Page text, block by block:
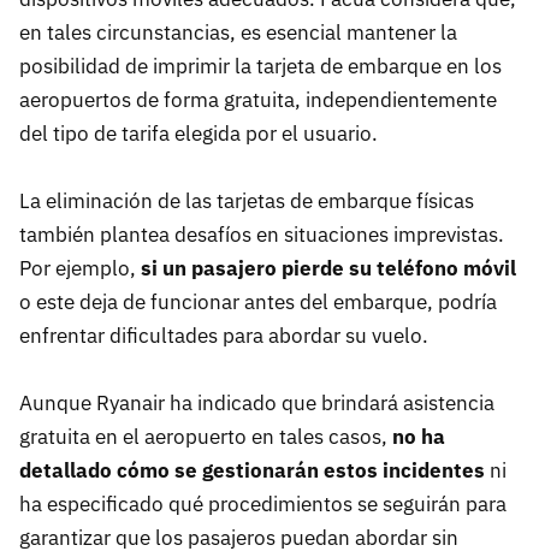
en tales circunstancias, es esencial mantener la
posibilidad de imprimir la tarjeta de embarque en los
aeropuertos de forma gratuita, independientemente
del tipo de tarifa elegida por el usuario. ​
La eliminación de las tarjetas de embarque físicas
también plantea desafíos en situaciones imprevistas.
Por ejemplo, si un pasajero pierde su teléfono móvil
o este deja de funcionar antes del embarque, podría
enfrentar dificultades para abordar su vuelo.
Aunque Ryanair ha indicado que brindará asistencia
gratuita en el aeropuerto en tales casos, no ha
detallado cómo se gestionarán estos incidentes ni
ha especificado qué procedimientos se seguirán para
garantizar que los pasajeros puedan abordar sin